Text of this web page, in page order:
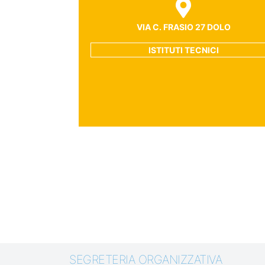
VIA C. FRASIO 27 DOLO
ISTITUTI TECNICI
SEGRETERIA ORGANIZZATIVA